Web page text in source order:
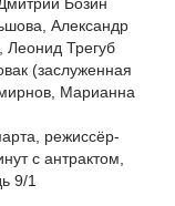
Александр
Трегуб
(заслуженная
Марианна
режиссёр-
с антрактом,
9/1